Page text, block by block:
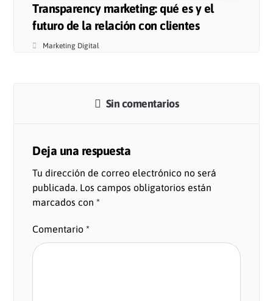
Transparency marketing: qué es y el
futuro de la relación con clientes
Marketing Digital
Sin comentarios
Deja una respuesta
Tu dirección de correo electrónico no será
publicada. Los campos obligatorios están
marcados con*
Comentario*